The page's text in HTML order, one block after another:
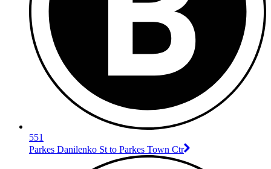
551
Parkes Danilenko St to Parkes Town Ctr